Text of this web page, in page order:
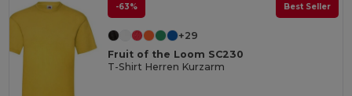
-63% Best Seller
+29
Fruit of the Loom SC230
T-Shirt Herren Kurzarm